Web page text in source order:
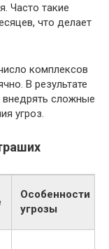
Часто такие
что делает
комплексов
В результате
сложные
угроз.
Особенности
угрозы